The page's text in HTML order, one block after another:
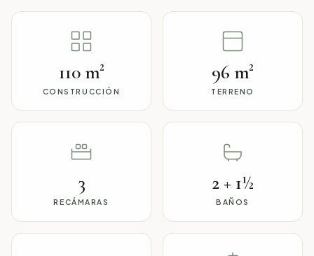
110 m²
CONSTRUCCIÓN
96 m²
TERRENO
3
RECÁMARAS
2 + 1½
BAÑOS